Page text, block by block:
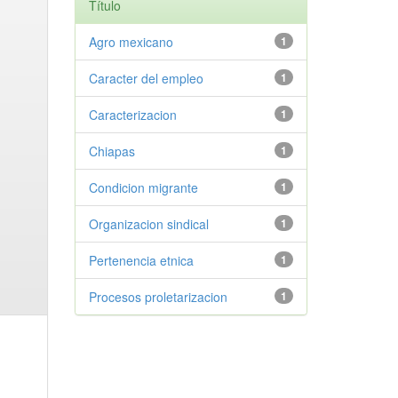
Título
1
Agro mexicano
1
Caracter del empleo
1
Caracterizacion
1
Chiapas
1
Condicion migrante
1
Organizacion sindical
1
Pertenencia etnica
1
Procesos proletarizacion